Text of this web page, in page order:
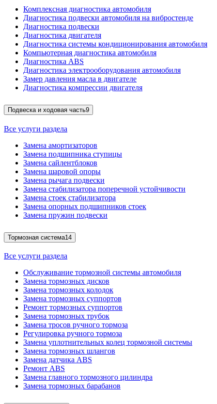
Комплексная диагностика автомобиля
Диагностика подвески автомобиля на вибростенде
Диагностика подвески
Диагностика двигателя
Диагностика системы кондиционирования автомобиля
Компьютерная диагностика автомобиля
Диагностика ABS
Диагностика электрооборудования автомобиля
Замер давления масла в двигателе
Диагностика компрессии двигателя
Подвеска и ходовая часть9
Все услуги раздела
Замена амортизаторов
Замена подшипника ступицы
Замена сайлентблоков
Замена шаровой опоры
Замена рычага подвески
Замена стабилизатора поперечной устойчивости
Замена стоек стабилизатора
Замена опорных подшипников стоек
Замена пружин подвески
Тормозная система14
Все услуги раздела
Обслуживание тормозной системы автомобиля
Замена тормозных дисков
Замена тормозных колодок
Замена тормозных суппортов
Ремонт тормозных суппортов
Замена тормозных трубок
Замена тросов ручного тормоза
Регулировка ручного тормоза
Замена уплотнительных колец тормозной системы
Замена тормозных шлангов
Замена датчика ABS
Ремонт ABS
Замена главного тормозного цилиндра
Замена тормозных барабанов